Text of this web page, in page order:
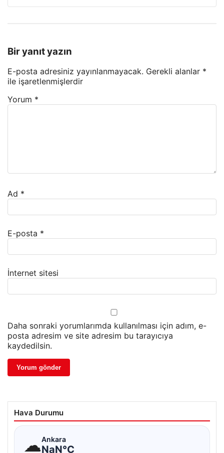
Bir yanıt yazın
E-posta adresiniz yayınlanmayacak. Gerekli alanlar *
ile işaretlenmişlerdir
Yorum *
Ad *
E-posta *
İnternet sitesi
Daha sonraki yorumlarımda kullanılması için adım, e-
posta adresim ve site adresim bu tarayıcıya
kaydedilsin.
Hava Durumu
☁Ankara
NaN°C